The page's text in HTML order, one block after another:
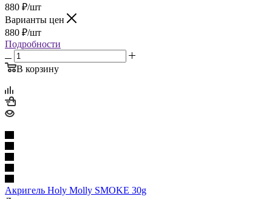
880 ₽/шт
Варианты цен
880 ₽/шт
Подробности
В корзину
Акригель Holy Molly SMOKE 30g